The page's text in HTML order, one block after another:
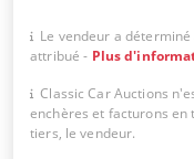
Le vendeur a
attribué - Plus
Classic Car Auctions
enchères et facturons
tiers, le vendeur.